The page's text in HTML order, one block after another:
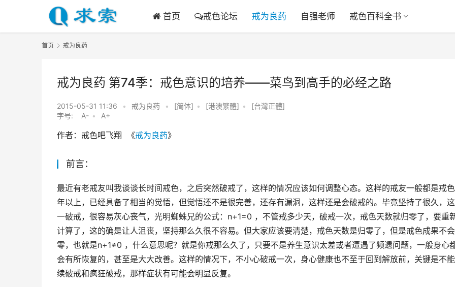
首页 戒色论坛 戒为良药 自强老师 戒色百科全书
首页 戒为良药
戒为良药 第74季：戒色意识的培养——菜鸟到高手的必经之路
2015-05-31 11:36 • 戒为良药 • [简体] • [港澳繁體] •
[台灣正體]
字号:
A- • A+
作者：戒色吧飞翔  《戒为良药》
前言：
最近有老戒友叫我谈谈长时间戒色，之后突然破戒了，这样的情况应该如何调整心态。这样的戒友一般都是戒
年以上，已经具备了相当的觉悟，但觉悟还不是很完善，还存有漏洞，这样还是会破戒的。毕竟坚持了很久，
一破戒，很容易灰心丧气，光明蜘蛛兄的公式：n+1=0 ，不管戒多少天，破戒一次，戒色天数就归零了，要重
计算了，这的确是让人沮丧，坚持那么久很不容易。但大家应该要清楚，戒色天数是归零了，但是戒色成果不
零，也就是n+1≠0 ，什么意思呢？就是你戒那么久了，只要不是养生意识太差或者遭遇了频遗问题，一般身心
会有所恢复的，甚至是大大改善。这样的情况下，不小心破戒一次，身心健康也不至于回到解放前，关键是不
续破戒和疯狂破戒，那样症状有可能会明显反复。